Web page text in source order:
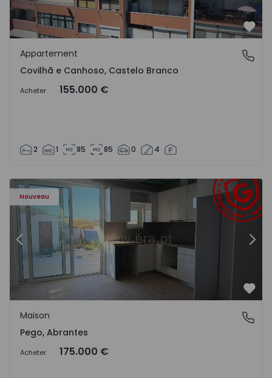
Covilhã e Canhoso, Castelo Branco
Appartement
Covilhã e Canhoso, Castelo Branco
Acheter 155.000 €
2 1 85 85 0 4
Nouveau
Maison T2 Abrantes, Pego - 1575171 - 9
Précédent
Pego, Abrantes
Maison
Pego, Abrantes
Acheter 175.000 €